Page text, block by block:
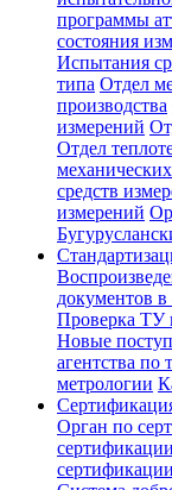
программы
состояния
Испытания
типа Отдел
производства
измерений
Отдел
средств
измерений
документов в
Проверка
Новые
агентства по
метрологии
Орган по